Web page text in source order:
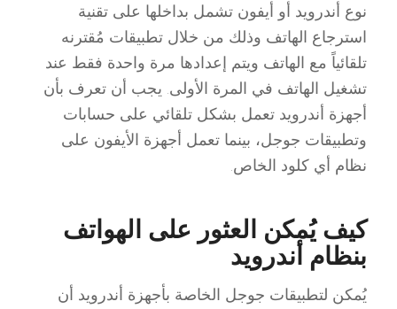
نوع أندرويد أو أيفون تشمل بداخلها على تقنية
استرجاع الهاتف وذلك من خلال تطبيقات مُقترنه
تلقائياً مع الهاتف ويتم إعدادها مرة واحدة فقط عند
تشغيل الهاتف في المرة الأولى. يجب أن تعرف بأن
أجهزة أندرويد تعمل بشكل تلقائي على حسابات
وتطبيقات جوجل، بينما تعمل أجهزة الأيفون على
نظام أي كلود الخاص.
كيف يُمكن العثور على الهواتف
بنظام أندرويد
يُمكن لتطبيقات جوجل الخاصة بأجهزة أندرويد أن